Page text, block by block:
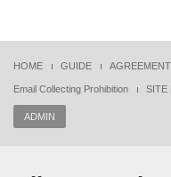
HOME GUIDE AGREEMENT
Email Collecting Prohibition SITE
ADMIN